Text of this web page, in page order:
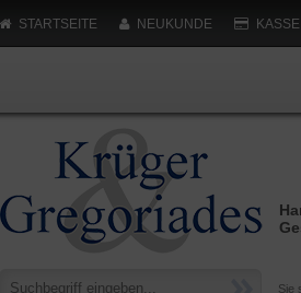
STARTSEITE NEUKUNDE KASSE
Sie